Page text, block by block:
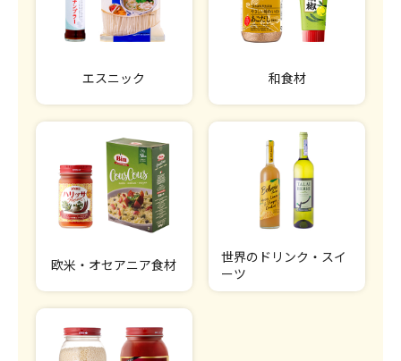
エスニック 和食材
欧米・オセアニア食材
世界のドリンク・スイ
ーツ